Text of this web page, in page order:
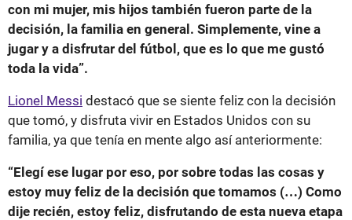
con mi mujer, mis hijos también fueron parte de la
decisión, la familia en general. Simplemente, vine a
jugar y a disfrutar del fútbol, que es lo que me gustó
toda la vida”.
Lionel Messi destacó que se siente feliz con la decisión
que tomó, y disfruta vivir en Estados Unidos con su
familia, ya que tenía en mente algo así anteriormente:
“Elegí ese lugar por eso, por sobre todas las cosas y
estoy muy feliz de la decisión que tomamos (…) Como
dije recién, estoy feliz, disfrutando de esta nueva etapa